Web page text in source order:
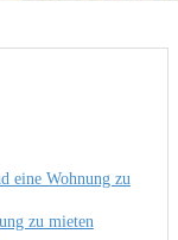
eine Wohnung zu
zu mieten